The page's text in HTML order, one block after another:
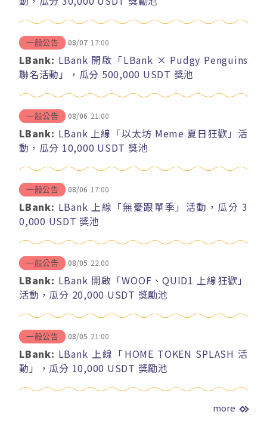
一般公告 08/07 17:00
LBank: LBank 開啟「LBank × Pudgy Penguins
聯名活動」，瓜分 500,000 USDT 獎池
一般公告 08/06 21:00
LBank: LBank 上線「以太坊 Meme 夏日狂歡」活
動，瓜分 10,000 USDT 獎池
一般公告 08/06 17:00
LBank: LBank 上線「無憂跟單季」活動，瓜分 3
0,000 USDT 獎池
一般公告 08/05 22:00
LBank: LBank 開啟「WOOF、QUID1 上線狂歡」
活動，瓜分 20,000 USDT 獎勵池
一般公告 08/05 21:00
LBank: LBank 上線「HOME TOKEN SPLASH 活
動」，瓜分 10,000 USDT 獎勵池
more